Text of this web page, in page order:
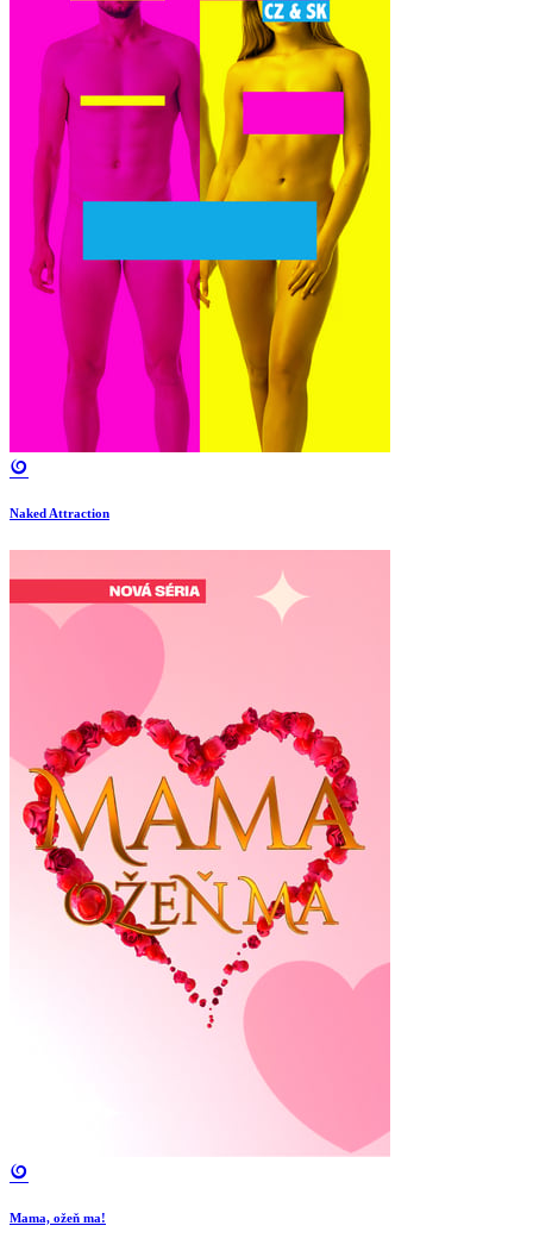
Naked Attraction
Mama, ožeň ma!